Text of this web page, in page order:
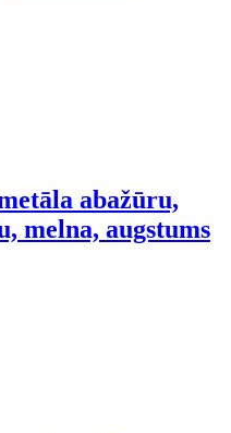
abažūru,
melna, augstums